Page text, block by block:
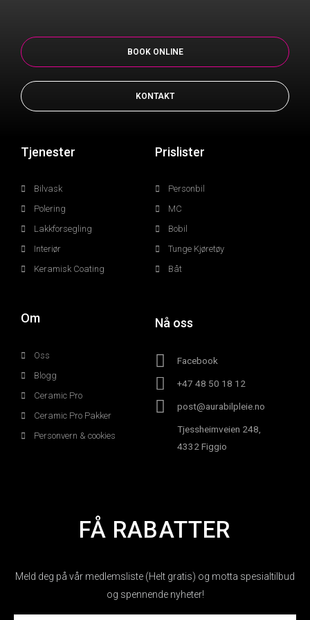
BOOK ONLINE
KONTAKT
Tjenester
Bilvask
Polering
Lakkforsegling
Interiør
Keramisk Coating
Prislister
Personbil
MC
Bobil
Tunge Kjøretøy
Båt
Om
Oss
Blogg
Ceramic Pro
Ceramic Pro Pakker
Personvern & cookies
Nå oss
Facebook
+47 48 50 18 12
post@aurabilpleie.no
Tjessheimveien 248,
4332 Figgio
FÅ RABATTER
Meld deg på vår medlemsliste (Helt gratis) og motta spesialtilbud
og spennende nyheter!